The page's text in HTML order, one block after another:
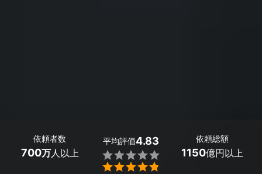
依頼者数
700万人以上
平均評価4.83


依頼総額
1150億円以上